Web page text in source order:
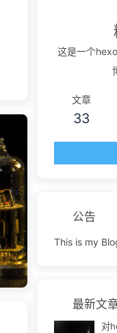
这是一个
文章
33
公告
This is my
最新文
对